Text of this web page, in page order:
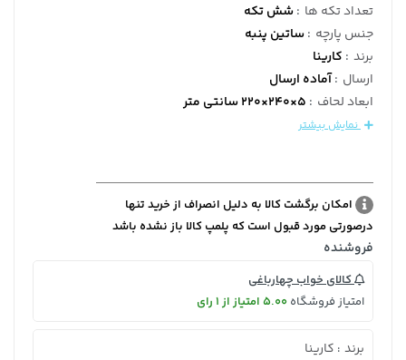
تعداد تکه ها :شش تکه
جنس پارچه :ساتین پنبه
برند : کارینا
ارسال :آماده ارسال
ابعاد لحاف : 5×240×220 سانتی متر
نمایش بیشتر
امکان برگشت کالا به دلیل انصراف از خرید تنها
درصورتی مورد قبول است که پلمپ کالا باز نشده باشد
فروشنده
کالای خواب چهارباغی
امتیاز فروشگاه 5.00 امتیاز از 1 رای
برند : کارینا